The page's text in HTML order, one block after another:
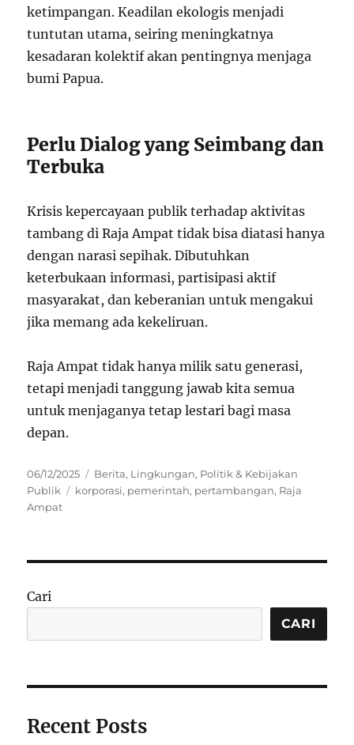
ketimpangan. Keadilan ekologis menjadi
tuntutan utama, seiring meningkatnya
kesadaran kolektif akan pentingnya menjaga
bumi Papua.
Perlu Dialog yang Seimbang dan
Terbuka
Krisis kepercayaan publik terhadap aktivitas
tambang di Raja Ampat tidak bisa diatasi hanya
dengan narasi sepihak. Dibutuhkan
keterbukaan informasi, partisipasi aktif
masyarakat, dan keberanian untuk mengakui
jika memang ada kekeliruan.
Raja Ampat tidak hanya milik satu generasi,
tetapi menjadi tanggung jawab kita semua
untuk menjaganya tetap lestari bagi masa
depan.
Posted
on
06/12/2025 Categories
Berita, Lingkungan, Politik & Kebijakan
Publik
Tags
korporasi, pemerintah, pertambangan, Raja
Ampat
Cari
CARI
Recent Posts